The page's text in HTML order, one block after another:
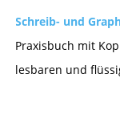
Schreib- und
Praxisbuch mit
lesbaren und